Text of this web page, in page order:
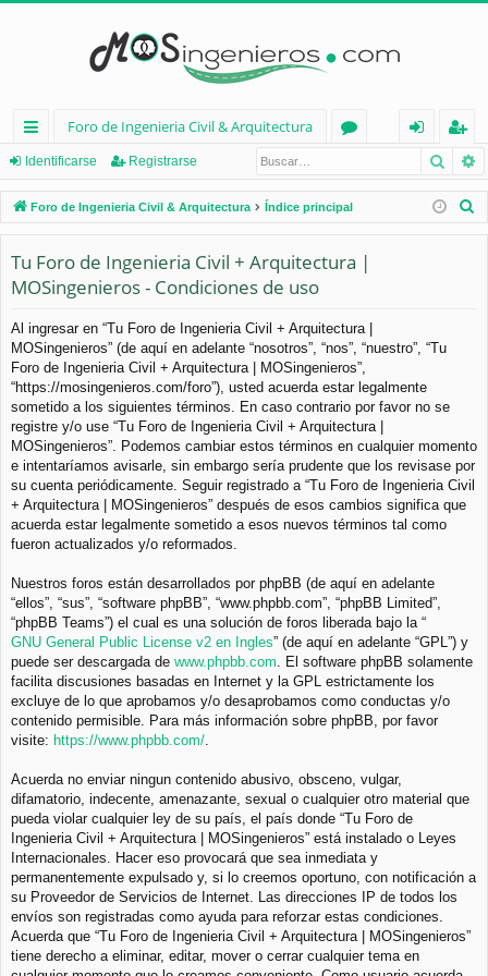
nl
ac
es
rá
pi
d
os
Foro de Ingenieria Civil & Arquitectura
os
nt
ifi
eg
ist
ra
Identificarse Registrarse
Foro de Ingenieria Civil & Arquitectura Índice principal
Tu Foro de Ingenieria Civil + Arquitectura |
MOSingenieros - Condiciones de uso
Al ingresar en “Tu Foro de Ingenieria Civil + Arquitectura |
MOSingenieros” (de aquí en adelante “nosotros”, “nos”, “nuestro”, “Tu
Foro de Ingenieria Civil + Arquitectura | MOSingenieros”,
“https://mosingenieros.com/foro”), usted acuerda estar legalmente
sometido a los siguientes términos. En caso contrario por favor no se
registre y/o use “Tu Foro de Ingenieria Civil + Arquitectura |
MOSingenieros”. Podemos cambiar estos términos en cualquier momento
e intentaríamos avisarle, sin embargo sería prudente que los revisase por
su cuenta periódicamente. Seguir registrado a “Tu Foro de Ingenieria Civil
+ Arquitectura | MOSingenieros” después de esos cambios significa que
acuerda estar legalmente sometido a esos nuevos términos tal como
fueron actualizados y/o reformados.
Nuestros foros están desarrollados por phpBB (de aquí en adelante
“ellos”, “sus”, “software phpBB”, “www.phpbb.com”, “phpBB Limited”,
“phpBB Teams”) el cual es una solución de foros liberada bajo la “
GNU General Public License v2 en Ingles” (de aquí en adelante “GPL”) y
puede ser descargada de www.phpbb.com . El software phpBB solamente
facilita discusiones basadas en Internet y la GPL estrictamente los
excluye de lo que aprobamos y/o desaprobamos como conductas y/o
contenido permisible. Para más información sobre phpBB, por favor
visite: https://www.phpbb.com/
Acuerda no enviar ningun contenido abusivo, obsceno, vulgar,
difamatorio, indecente, amenazante, sexual o cualquier otro material que
pueda violar cualquier ley de su país, el país donde “Tu Foro de
Ingenieria Civil + Arquitectura | MOSingenieros” está instalado o Leyes
Internacionales. Hacer eso provocará que sea inmediata y
permanentemente expulsado y, si lo creemos oportuno, con notificación a
su Proveedor de Servicios de Internet. Las direcciones IP de todos los
envíos son registradas como ayuda para reforzar estas condiciones.
Acuerda que “Tu Foro de Ingenieria Civil + Arquitectura | MOSingenieros”
tiene derecho a eliminar, editar, mover o cerrar cualquier tema en